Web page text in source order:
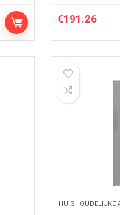
€191.26
HUISHOUDELIJKE